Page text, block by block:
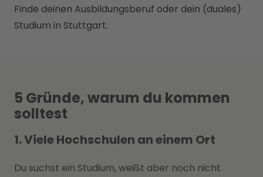
Finde deinen Ausbildungsberuf oder dein (duales)
Studium in Stuttgart.
5 Gründe, warum du kommen
solltest
1. Viele Hochschulen an einem Ort
Du suchst ein Studium, weißt aber noch nicht